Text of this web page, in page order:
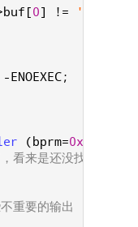
buf [0] != '#'
-ENOEXEC;
( bprm=
看来是还没找到处理
重要的输出